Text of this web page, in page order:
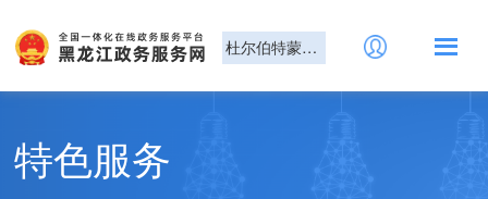
杜尔伯特蒙古族自治县
特色服务